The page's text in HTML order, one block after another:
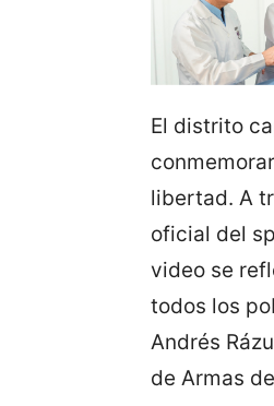
El distrito
libertad. A
oficial del
video se
todos los
Andrés
de Armas